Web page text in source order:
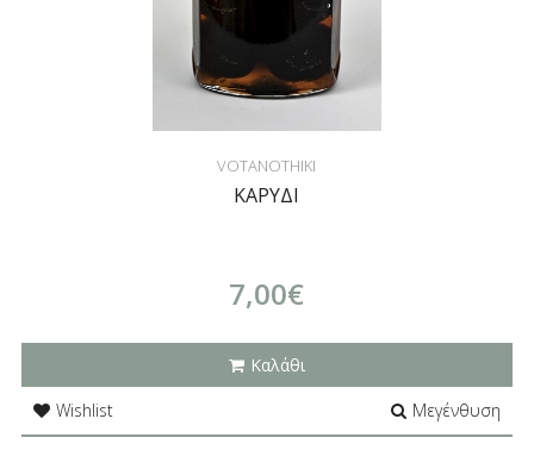
VOTANOTHIKI
ΚΑΡΥΔΙ
7,00€
Καλάθι
Wishlist
Μεγένθυση